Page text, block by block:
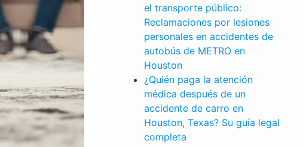
el transporte público:
Reclamaciones por lesiones
personales en accidentes de
autobús de METRO en
Houston
¿Quién paga la atención
médica después de un
accidente de carro en
Houston, Texas? Su guía legal
completa
Accidente
de Refinería
e Industrial
en el Canal
¿Pueden
Inmigrantes
Indocumentados
Presentar
un Reclamo